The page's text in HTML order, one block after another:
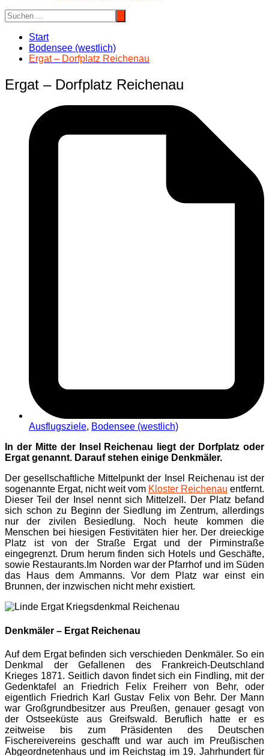
Start
Bodensee (westlich)
Ergat – Dorfplatz Reichenau
Ergat – Dorfplatz Reichenau
Ausflugsziele, Bodensee (westlich)
In der Mitte der Insel Reichenau liegt der Dorfplatz oder
Ergat genannt. Darauf stehen einige Denkmäler.
Der gesellschaftliche Mittelpunkt der Insel Reichenau ist der
sogenannte Ergat, nicht weit vom Kloster Reichenau entfernt.
Dieser Teil der Insel nennt sich Mittelzell. Der Platz befand
sich schon zu Beginn der Siedlung im Zentrum, allerdings
nur der zivilen Besiedlung. Noch heute kommen die
Menschen bei hiesigen Festivitäten hier her. Der dreieckige
Platz ist von der Straße Ergat und der Pirminstraße
eingegrenzt. Drum herum finden sich Hotels und Geschäfte,
sowie Restaurants.Im Norden war der Pfarrhof und im Süden
das Haus dem Ammanns. Vor dem Platz war einst ein
Brunnen, der inzwischen nicht mehr existiert.
Denkmäler – Ergat Reichenau
Auf dem Ergat befinden sich verschieden Denkmäler. So ein
Denkmal der Gefallenen des Frankreich-Deutschland
Krieges 1871. Seitlich davon findet sich ein Findling, mit der
Gedenktafel an Friedrich Felix Freiherr von Behr, oder
eigentlich Friedrich Karl Gustav Felix von Behr. Der Mann
war Großgrundbesitzer aus Preußen, genauer gesagt von
der Ostseeküste aus Greifswald. Beruflich hatte er es
zeitweise bis zum Präsidenten des Deutschen
Fischereivereins geschafft und war auch im Preußischen
Abgeordnetenhaus und im Reichstag im 19. Jahrhundert für